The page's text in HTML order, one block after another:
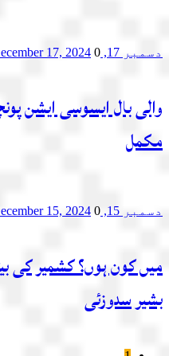
دسمبر 17, 2024 17, 2024 0 تبصرے
والی بال ایسوسی ایشن
مکمل
دسمبر 15, 2024 15, 2024 0 تبصرے
میں کون ہوں؟ کشمیر کی
بشیر سدوزئی